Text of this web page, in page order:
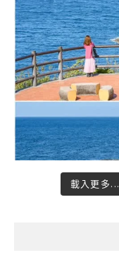
載入更多...